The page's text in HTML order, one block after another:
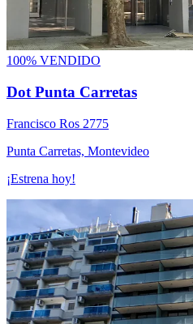
100% VENDIDO
Dot Punta Carretas
Francisco Ros 2775
Punta Carretas, Montevideo
¡Estrena hoy!